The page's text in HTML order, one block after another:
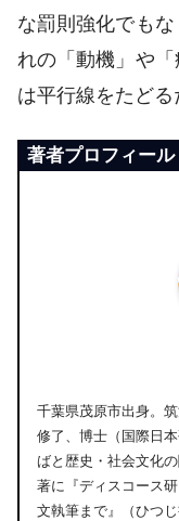
な罰則強化でも
れの「動機」や
は平行線をたどる
著者プロフィール
千葉県茂原市出身。
修了、博士（国際日
ばと歴史・社会文化
著に『ディスコース
文執筆まで』（ひつ